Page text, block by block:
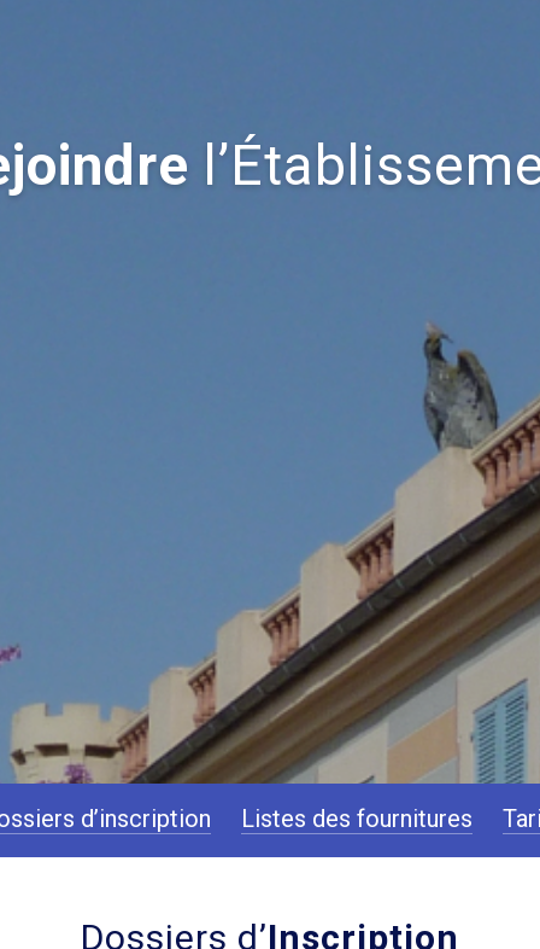
d’inscription Listes des fournitures
Dossiers d’Inscription